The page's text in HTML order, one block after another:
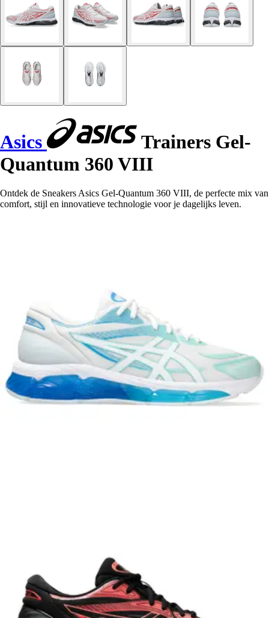
Asics
Trainers Gel-
Quantum 360 VIII
Ontdek de Sneakers Asics Gel-Quantum 360 VIII, de perfecte mix van
comfort, stijl en innovatieve technologie voor je dagelijks leven.